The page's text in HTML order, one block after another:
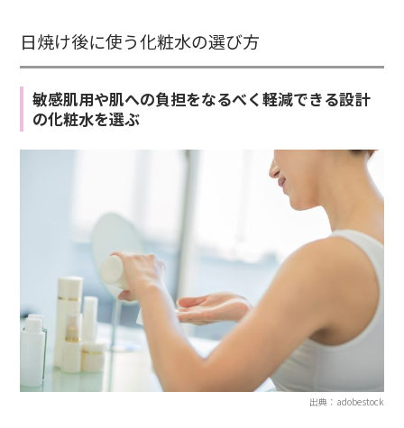
日焼け後に使う化粧水の選び方
敏感肌用や肌への負担をなるべく軽減できる設計
の化粧水を選ぶ
出典：adobestock